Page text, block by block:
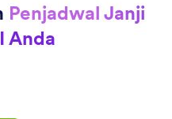
Penjadwal Janji
Anda